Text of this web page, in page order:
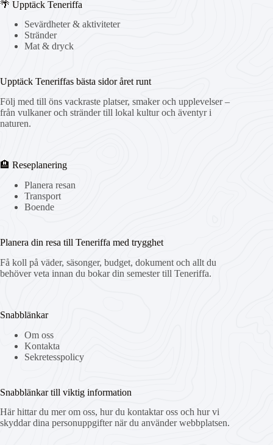
🌴 Upptäck Teneriffa
Sevärdheter & aktiviteter
Stränder
Mat & dryck
Upptäck Teneriffas bästa sidor året runt
Följ med till öns vackraste platser, smaker och upplevelser –
från vulkaner och stränder till lokal kultur och äventyr i
naturen.
🏨 Reseplanering
Planera resan
Transport
Boende
Planera din resa till Teneriffa med trygghet
Få koll på väder, säsonger, budget, dokument och allt du
behöver veta innan du bokar din semester till Teneriffa.
Snabblänkar
Om oss
Kontakta
Sekretesspolicy
Snabblänkar till viktig information
Här hittar du mer om oss, hur du kontaktar oss och hur vi
skyddar dina personuppgifter när du använder webbplatsen.